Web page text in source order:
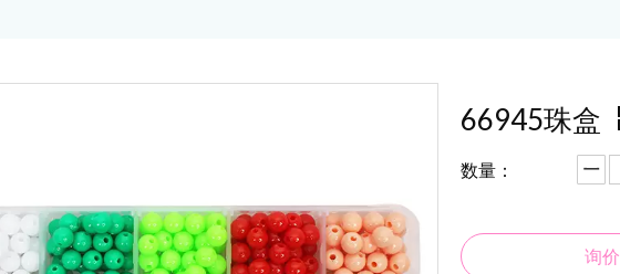
66945珠盒
数量：
询价